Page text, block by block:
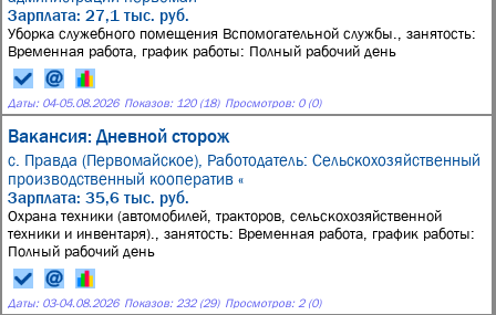
Зарплата: 27,1 тыс. руб.
Уборка служебного помещения Вспомогательной службы., занятость:
Временная работа, график работы: Полный рабочий день
Даты: 04-05.08.2026 Показов: 120 (18) Просмотров: 0 (0)
Вакансия: Дневной сторож
с. Правда (Первомайское), Работодатель: Сельскохозяйственный
производственный кооператив «
Зарплата: 35,6 тыс. руб.
Охрана техники (автомобилей, тракторов, сельскохозяйственной
техники и инвентаря)., занятость: Временная работа, график работы:
Полный рабочий день
Даты: 03-04.08.2026 Показов: 232 (29) Просмотров: 2 (0)